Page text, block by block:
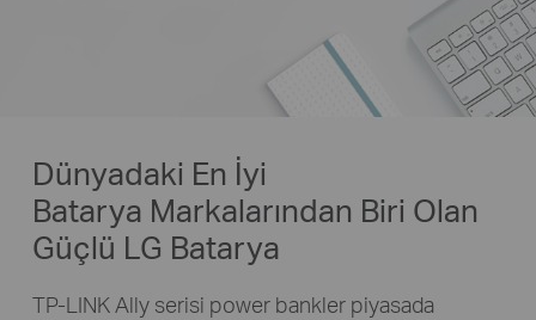
Dünyadaki En İyi
Batarya Markalarından Biri Olan
Güçlü LG Batarya
TP-LINK Ally serisi power bankler piyasada